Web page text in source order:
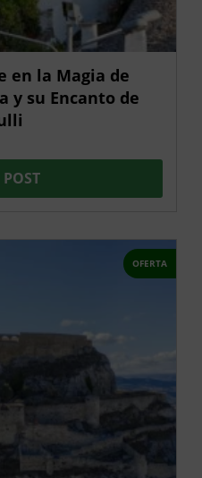
en la Magia de
y su Encanto de
OFERTA